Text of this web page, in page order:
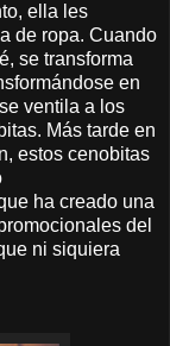
ella les
de ropa. Cuando
se transforma
en
ventila a los
Más tarde en
estos cenobitas
ha creado una
del
ni siquiera